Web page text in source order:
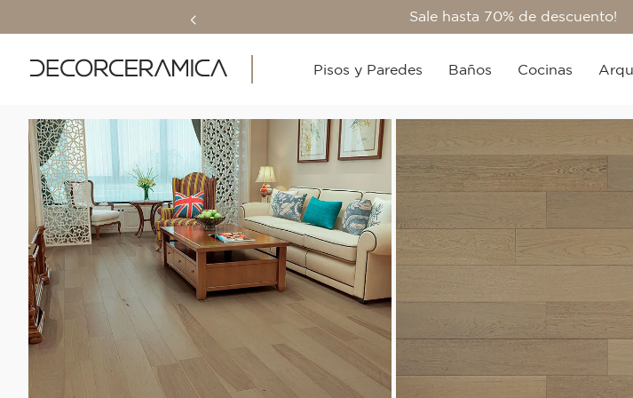
Sale hasta 70% de descuento!
Pisos y Paredes Baños Cocinas